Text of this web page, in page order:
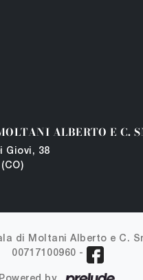
ALBERTO E C.
Giovi, 38
di Moltani Alberto e C.
00717100960 -